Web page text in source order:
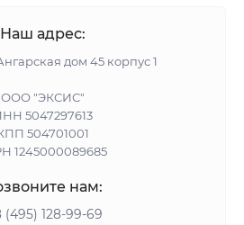
Наш адрес:
дом 45 корпус 1
ООО "ЭКСИС"
5047297613
504701001
1245000089685
нам:
(495) 128-99-69